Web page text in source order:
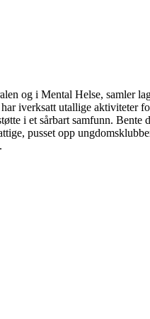
og i Mental Helse, samler
iverksatt utallige aktiviteter
i et sårbart samfunn. Bente
pusset opp